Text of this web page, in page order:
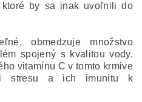
ktoré by sa inak uvoľnili do
obmedzuje množstvo
spojený s kvalitou vody.
vitamínu C v tomto krmive
stresu a ich imunitu k